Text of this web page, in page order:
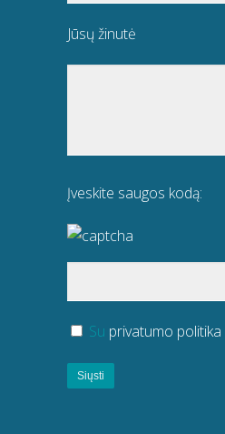
Jūsų žinutė
Įveskite saugos kodą:
Su privatumo politika